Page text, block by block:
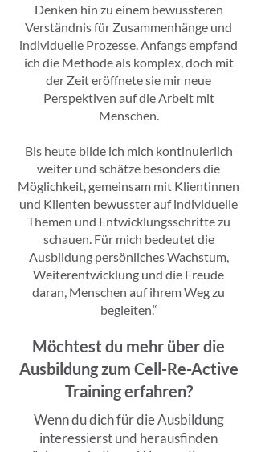
Denken hin zu einem bewussteren
Verständnis für Zusammenhänge und
individuelle Prozesse. Anfangs empfand
ich die Methode als komplex, doch mit
der Zeit eröffnete sie mir neue
Perspektiven auf die Arbeit mit
Menschen.
Bis heute bilde ich mich kontinuierlich
weiter und schätze besonders die
Möglichkeit, gemeinsam mit Klientinnen
und Klienten bewusster auf individuelle
Themen und Entwicklungsschritte zu
schauen. Für mich bedeutet die
Ausbildung persönliches Wachstum,
Weiterentwicklung und die Freude
daran, Menschen auf ihrem Weg zu
begleiten.“
Möchtest du mehr über die
Ausbildung zum Cell-Re-Active
Training erfahren?
Wenn du dich für die Ausbildung
interessierst und herausfinden